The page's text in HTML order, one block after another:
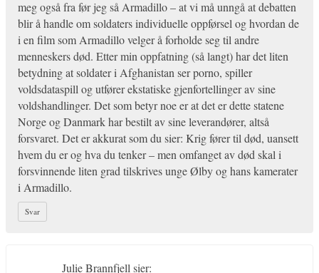
meg også fra før jeg så Armadillo – at vi må unngå at debatten
blir å handle om soldaters individuelle oppførsel og hvordan de
i en film som Armadillo velger å forholde seg til andre
menneskers død. Etter min oppfatning (så langt) har det liten
betydning at soldater i Afghanistan ser porno, spiller
voldsdataspill og utfører ekstatiske gjenfortellinger av sine
voldshandlinger. Det som betyr noe er at det er dette statene
Norge og Danmark har bestilt av sine leverandører, altså
forsvaret. Det er akkurat som du sier: Krig fører til død, uansett
hvem du er og hva du tenker – men omfanget av død skal i
forsvinnende liten grad tilskrives unge Ølby og hans kamerater
i Armadillo.
Svar
Julie Brannfjell sier: